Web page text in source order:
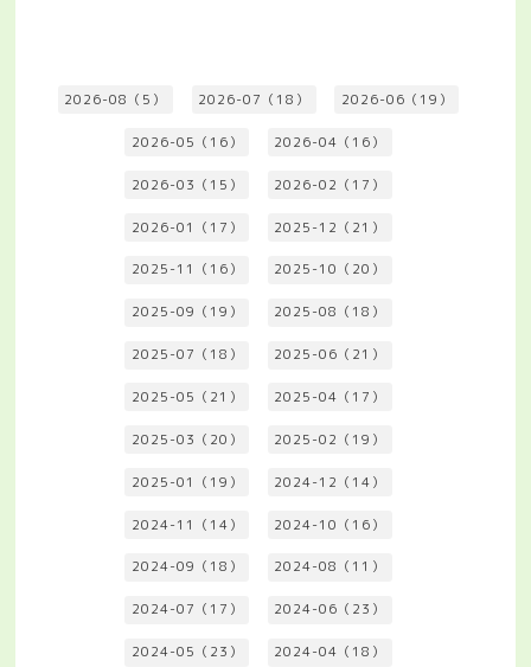
2026-08（5） 2026-07（18） 2026-06（19）
2026-05（16） 2026-04（16）
2026-03（15） 2026-02（17）
2026-01（17） 2025-12（21）
2025-11（16） 2025-10（20）
2025-09（19） 2025-08（18）
2025-07（18） 2025-06（21）
2025-05（21） 2025-04（17）
2025-03（20） 2025-02（19）
2025-01（19） 2024-12（14）
2024-11（14） 2024-10（16）
2024-09（18） 2024-08（11）
2024-07（17） 2024-06（23）
2024-05（23） 2024-04（18）